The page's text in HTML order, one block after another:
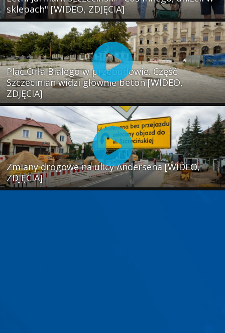
sklepach" [WIDEO, ZDJĘCIA]
Plac Orła Białego w przebudowie. Część
Szczecinian widzi głównie beton [WIDEO,
ZDJĘCIA]
Zmiany drogowe na ulicy Andersena [WIDEO,
ZDJĘCIA]